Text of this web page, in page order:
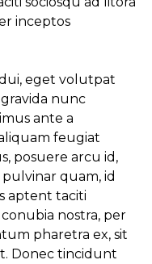
inceptos
eget volutpat
nunc
ante a
feugiat
posuere arcu id,
quam, id
aptent taciti
nostra, per
pharetra ex, sit
Donec tincidunt